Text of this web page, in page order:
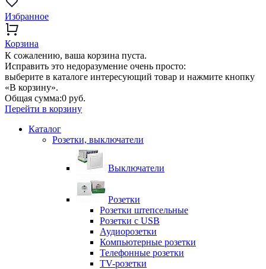
Избранное
Корзина
К сожалению, ваша корзина пуста.
Исправить это недоразумение очень просто:
выберите в каталоге интересующий товар и нажмите кнопку
«В корзину».
Общая сумма:0 руб.
Перейти в корзину
Каталог
Розетки, выключатели
Выключатели
Розетки
Розетки штепсельные
Розетки с USB
Аудиорозетки
Компьютерные розетки
Телефонные розетки
TV-розетки